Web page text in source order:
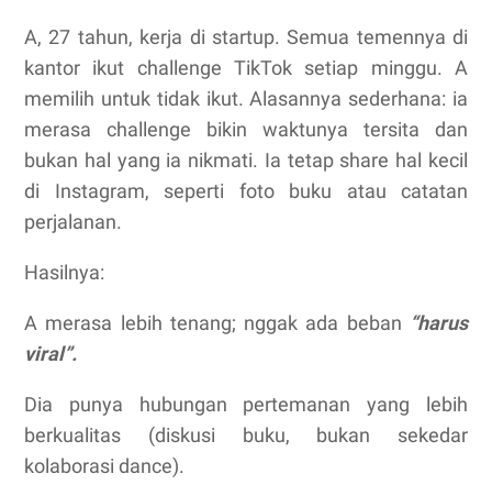
A, 27 tahun, kerja di startup. Semua temennya di
kantor ikut challenge TikTok setiap minggu. A
memilih untuk tidak ikut. Alasannya sederhana: ia
merasa challenge bikin waktunya tersita dan
bukan hal yang ia nikmati. Ia tetap share hal kecil
di Instagram, seperti foto buku atau catatan
perjalanan.
Hasilnya:
A merasa lebih tenang; nggak ada beban “harus
viral”.
Dia punya hubungan pertemanan yang lebih
berkualitas (diskusi buku, bukan sekedar
kolaborasi dance).